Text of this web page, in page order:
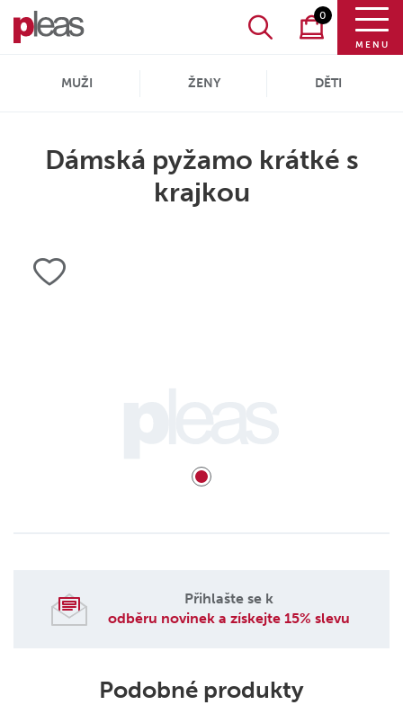
0
MENU
MUŽI ŽENY DĚTI
Dámská pyžamo krátké s
krajkou
Přihlašte se k
odběru novinek a získejte 15% slevu
Podobné produkty